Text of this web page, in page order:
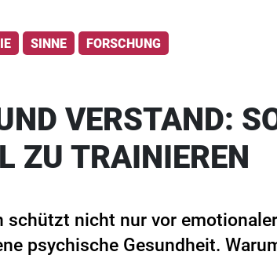
SINNE FORSCHUNG
VERSTAND:
ZU TRAINIEREN
schützt nicht nur vor
psychische Gesundheit.